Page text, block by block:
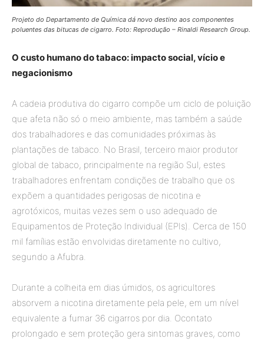
Projeto do Departamento de Química dá novo destino aos componentes
poluentes das bitucas de cigarro. Foto: Reprodução – Rinaldi Research Group.
O custo humano do tabaco: impacto social, vício e
negacionismo
A cadeia produtiva do cigarro compõe um ciclo de poluição
que afeta não só o meio ambiente, mas também a saúde
dos trabalhadores e das comunidades próximas às
plantações de tabaco. No Brasil, terceiro maior produtor
global de tabaco, principalmente na região Sul, estes
trabalhadores enfrentam condições de trabalho que os
expõem a quantidades perigosas de nicotina e
agrotóxicos, muitas vezes sem o uso adequado de
Equipamentos de Proteção Individual (EPIs). Cerca de 150
mil famílias estão envolvidas diretamente no cultivo,
segundo a Afubra.
Durante a colheita em dias úmidos, os agricultores
absorvem a nicotina diretamente pela pele, em um nível
equivalente a fumar 36 cigarros por dia. Ocontato
prolongado e sem proteção gera sintomas graves, como